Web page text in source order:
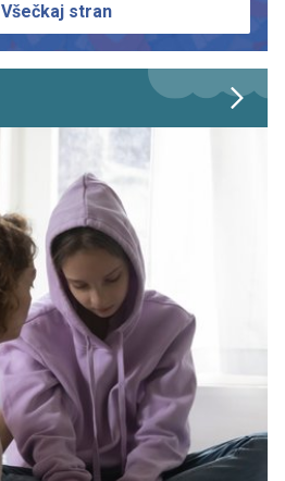
Všečkaj stran